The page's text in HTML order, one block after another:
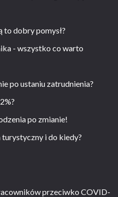
to dobry pomysł?
- wszystko co warto
po ustaniu zatrudnienia?
po zmianie!
i do kiedy?
przeciwko COVID-